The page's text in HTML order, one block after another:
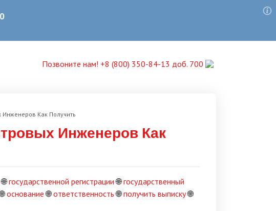
Позвоните нам! +8 (800) 350-84-13 доб. 700
Инженеров Как Получить
Инженеров Как
🌐государственной регистрации🌐государственный
основание🌐ответственность🌐получить выписку🌐